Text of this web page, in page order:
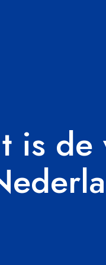
is